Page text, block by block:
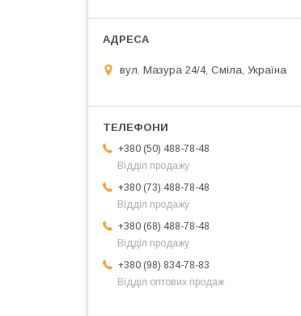
вул. Мазура 24/4, Сміла, Україна
+380 (50) 488-78-48
Відділ продажу
+380 (73) 488-78-48
Відділ продажу
+380 (68) 488-78-48
Відділ продажу
+380 (98) 834-78-83
Відділ оптових продаж